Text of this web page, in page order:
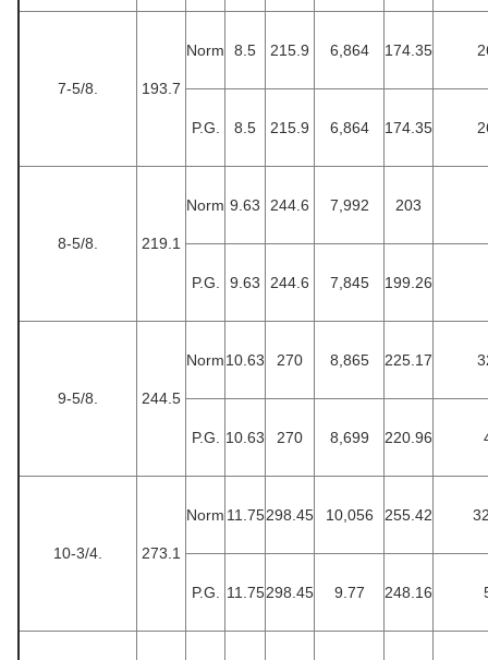
7-5/8. 193.7
Norm 8.5 215.9 6,864 174.35
P.G. 8.5 215.9 6,864 174.35
8-5/8. 219.1
Norm 9.63 244.6 7,992 203
P.G. 9.63 244.6 7,845 199.26
9-5/8. 244.5
Norm10.63 270 8,865 225.17
P.G. 10.63 270 8,699 220.96
10-3/4. 273.1
Norm 11.75298.45 10,056 255.42
P.G. 11.75298.45 9.77 248.16